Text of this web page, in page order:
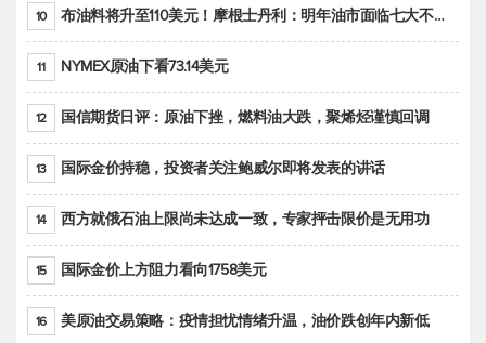
10 布油料将升至110美元！摩根士丹利：明年油市面临七大不确定性
11 NYMEX原油下看73.14美元
12 国信期货日评：原油下挫，燃料油大跌，聚烯烃谨慎回调
13 国际金价持稳，投资者关注鲍威尔即将发表的讲话
14 西方就俄石油上限尚未达成一致，专家抨击限价是无用功
15 国际金价上方阻力看向1758美元
16 美原油交易策略：疫情担忧情绪升温，油价跌创年内新低